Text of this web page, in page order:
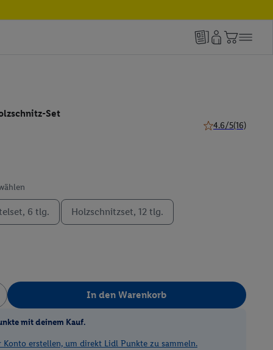
Set
4.6/5(16)
6 tlg. Holzschnitzset, 12 tlg.
In den Warenkorb
mit deinem Kauf.
Konto erstellen, um direkt Lidl Punkte zu sammeln.